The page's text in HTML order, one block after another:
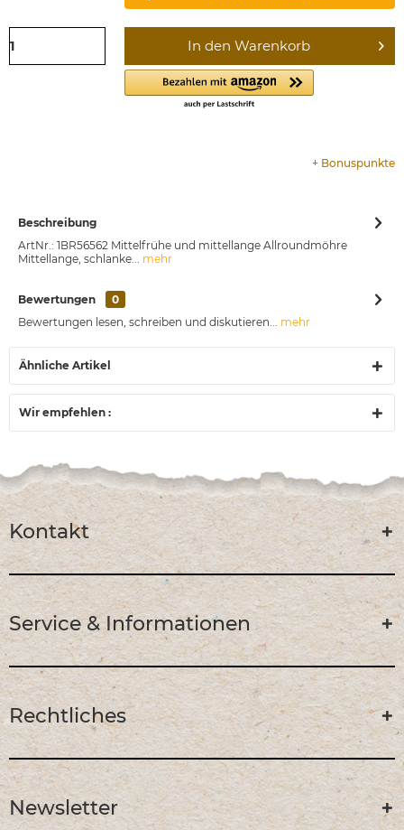
In den Warenkorb
+ Bonuspunkte
Beschreibung
ArtNr.: 1BR56562 Mittelfrühe und mittellange Allroundmöhre
Mittellange, schlanke... mehr
Bewertungen
0
Bewertungen lesen, schreiben und diskutieren... mehr
Ähnliche Artikel
Wir empfehlen :
Kontakt
Service & Informationen
Rechtliches
Newsletter